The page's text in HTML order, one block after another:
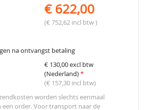
€ 622,00
(€ 752,62 incl btw )
na ontvangst betaling
€ 130,00 excl btw
(Nederland)*
(€ 157,30 incl btw)
worden slechts eenmaal
een order. Voor transport naar de